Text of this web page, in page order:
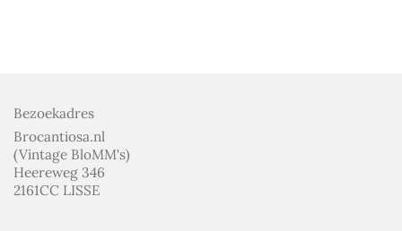
Bezoekadres
Brocantiosa.nl
(Vintage BloMM's)
Heereweg 346
2161CC LISSE